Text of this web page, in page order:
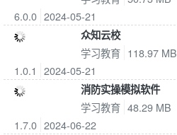
6.0.0 2024-05-21
众知云校
学习教育 118.97 MB
1.0.1
2024-05-21
消防实操模拟软件
学习教育 48.29 MB
1.7.0 2024-06-22